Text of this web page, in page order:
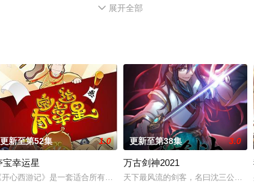
电视猫或剧情网等平台了解。
 展开全部
被十大天尊合力陷害，意外穿越时空来到了二十岁之时，一心想着修
更新至第52集 1.0
宝幸运星
开心西游记》是一套适合所有年龄人群的新颖动画片，又名《夺宝幸
更新至第38集 3.0
万古剑神2021
天下最风流的剑客，名曰沈三公子。